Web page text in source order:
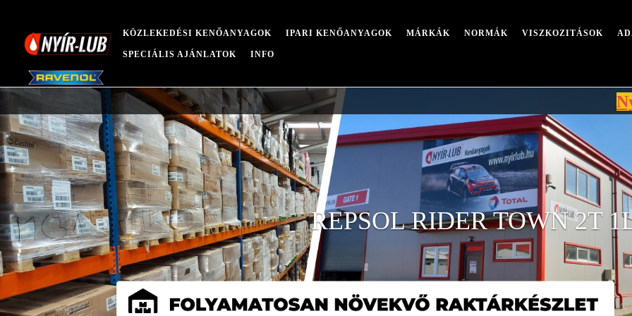
KÖZLEKEDÉSI KENŐANYAGOK IPARI KENŐANYAGOK MÁRKÁK NORMÁK VISZKOZITÁSOK
SPECIÁLIS AJÁNLATOK INFO
Nyári
REPSOL RIDER TOWN 2T